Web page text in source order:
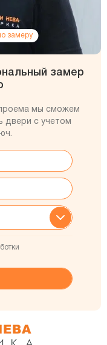
замеру
замер
мы сможем
двери с учетом